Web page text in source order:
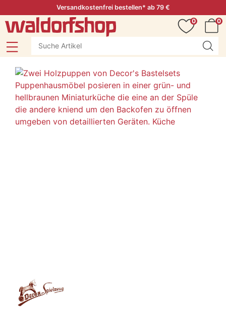
Versandkostenfrei bestellen* ab 79 €
0
0